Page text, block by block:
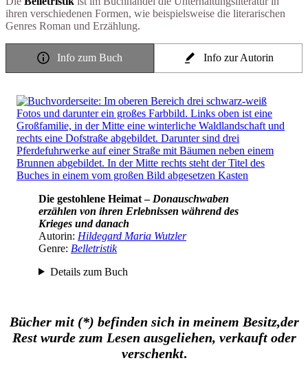
ihren verschiedenen Formen, wie beispielsweise die literarischen
Genres Roman und Erzählung.
Info zum Buch Info zur Autorin
Die gestohlene Heimat – Donauschwaben
erzählen von ihren Erlebnissen während des
Krieges und danach
Autorin: Hildegard Maria Wutzler
Genre: Belletristik
Details zum Buch
Bücher mit (*) befinden sich in meinem Besitz,der
Rest wurde zum Lesen ausgeliehen, verkauft oder
verschenkt.